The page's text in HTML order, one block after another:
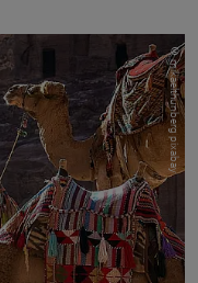
© mikaelthunberg pixabay